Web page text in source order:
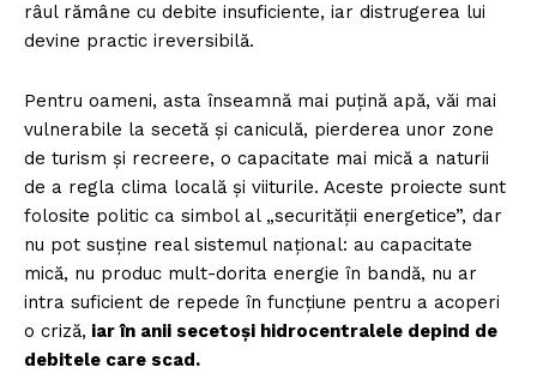
râul rămâne cu debite insuficiente, iar distrugerea lui
devine practic ireversibilă.
Pentru oameni, asta înseamnă mai puțină apă, văi mai
vulnerabile la secetă și caniculă, pierderea unor zone
de turism și recreere, o capacitate mai mică a naturii
de a regla clima locală și viiturile. Aceste proiecte sunt
folosite politic ca simbol al „securității energetice”, dar
nu pot susține real sistemul național: au capacitate
mică, nu produc mult-dorita energie în bandă, nu ar
intra suficient de repede în funcțiune pentru a acoperi
o criză, iar în anii secetoși hidrocentralele depind de
debitele care scad.